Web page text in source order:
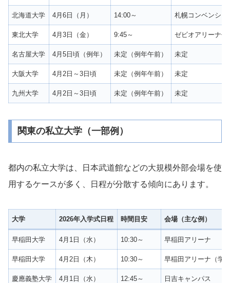
北海道大学 4月6日（月） 14:00～ 札幌コンベンシ
東北大学 4月3日（金） 9:45～ ゼビオアリーナ仙
名古屋大学 4月5日頃（例年） 未定（例年午前） 未定
大阪大学 4月2日～3日頃 未定（例年午前） 未定
九州大学 4月2日～3日頃 未定（例年午前） 未定
関東の私立大学（一部例）
都内の私立大学は、日本武道館などの大規模外部会場を使
用するケースが多く、日程が分散する傾向にあります。
大学 2026年入学式日程 時間目安 会場（主な例）
早稲田大学 4月1日（水） 10:30～ 早稲田アリーナ
早稲田大学 4月2日（木） 10:30～ 早稲田アリーナ（学
慶應義塾大学 4月1日（水） 12:45～ 日吉キャンパス